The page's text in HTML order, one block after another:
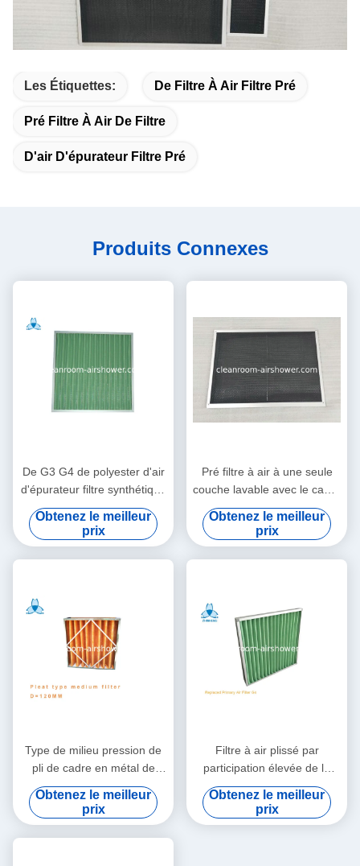
Les Étiquettes: De Filtre À Air Filtre Pré
Pré Filtre À Air De Filtre
D'air D'épurateur Filtre Pré
Produits Connexes
De G3 G4 de polyester d'air
d'épurateur filtre synthétique
pré, système Prefilters de
filtre à air plissé par panneau
de fibre
Obtenez le meilleur
prix
Pré filtre à air à une seule
couche lavable avec le cadre
en aluminium pour la
climatisation
Obtenez le meilleur
prix
Type de milieu pression de
pli de cadre en métal de
circulation d'air de filtre à air
pré grande basse
Obtenez le meilleur
prix
Filtre à air plissé par
participation élevée de la
poussière de la classe G4,
système de filtration de
ménage pré
Obtenez le meilleur
prix